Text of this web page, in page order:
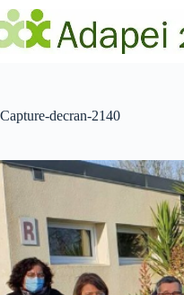
Passer
au
contenu
Capture-decran-2140